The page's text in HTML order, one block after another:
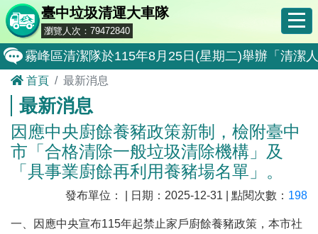
臺中垃圾清運大車隊
瀏覽人次：79472840
霧峰區清潔隊於115年8月25日(星期二)舉辦「清潔
大肚區清潔隊於115年8月25日(星期二)舉辦「清潔
北屯區清潔隊於115年8月11日(星期二)舉辦「清潔
外埔區清潔隊於115年8月18日(星期二)舉辦「清潔
石岡區清潔隊於115年8月18日(星期二)舉辦「清潔
東勢區清潔隊於115年8月18日(星期二)舉辦「清
全民監督公共工程施工品質, 請撥打通報專線0800-
首頁 最新消息
最新消息
因應中央廚餘養豬政策新制，檢附臺中
市「合格清除一般垃圾清除機構」及
「具事業廚餘再利用養豬場名單」。
發布單位： | 日期：2025-12-31 | 點閱次數： 198
一、因應中央宣布115年起禁止家戶廚餘養豬政策，本市社